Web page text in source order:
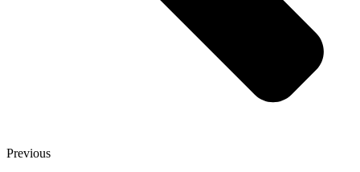
Previous